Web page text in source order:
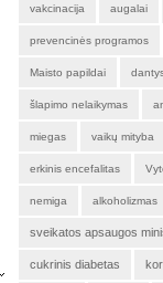
vakcinacija augalai
prevencinės programos
Maisto papildai
šlapimo nelaikymas
miegas vaikų mityba
erkinis encefalitas
nemiga alkoholizmas
sveikatos apsaugos
cukrinis diabetas